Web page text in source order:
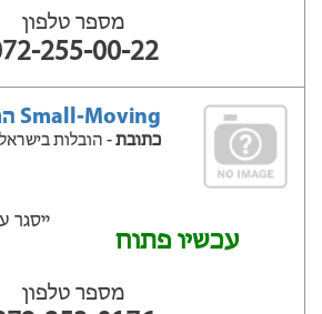
מספר טלפון
255-00-22
Small-Moving הובלות קטנות
כתובת- הובלות בישראל
עכשיו פתוח
מספר טלפון